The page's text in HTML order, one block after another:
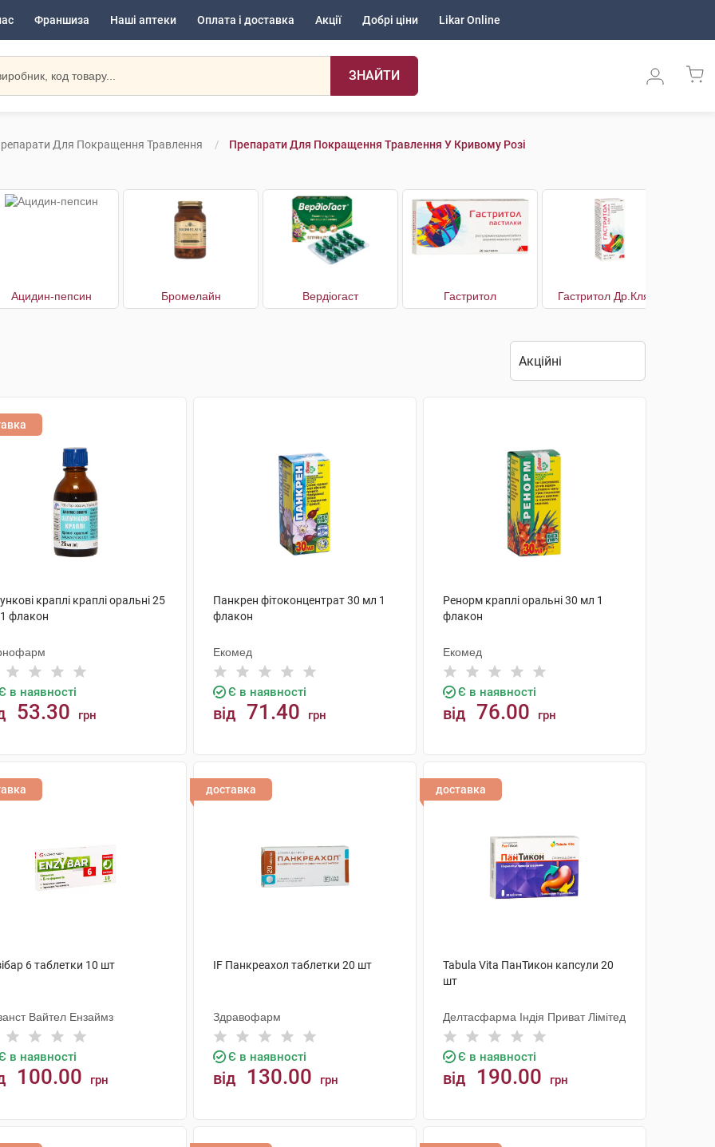
Франшиза Наші аптеки Оплата і доставка Акції Добрі ціни Likar Online
ЗНАЙТИ
Для Покращення Травлення Препарати Для Покращення Травлення У Кривому Розі
Ацидин-пепсин Бромелайн Вердіогаст Гастритол Гастритол Др.Кляйн
краплі краплі оральні 25
флакон
в наявності
53.30 грн
Панкрен фітоконцентрат 30 мл 1
флакон
Екомед
Є в наявності
від 71.40 грн
Ренорм краплі оральні 30 мл 1
флакон
Екомед
Є в наявності
від 76.00 грн
6 таблетки 10 шт
Вайтел Ензаймз
в наявності
100.00 грн
доставка
IF Панкреахол таблетки 20 шт
Здравофарм
Є в наявності
від 130.00 грн
доставка
Tabula Vita ПанТикон капсули 20
шт
Делтасфарма Індія Приват Лімітед
Є в наявності
від 190.00 грн